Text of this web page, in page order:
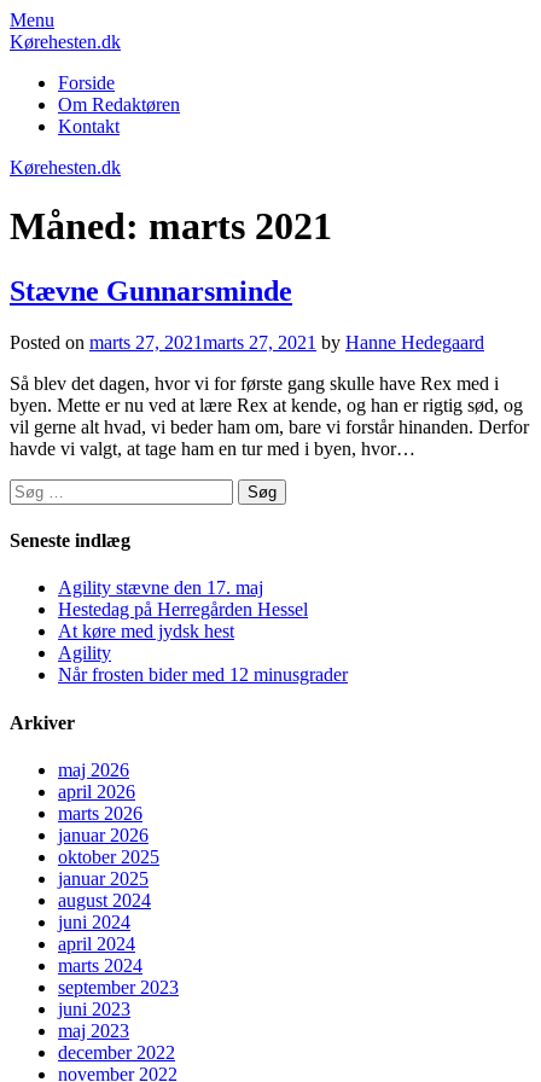
Skip
to
Menu
Kørehesten.dk
Forside
Om Redaktøren
Kontakt
Kørehesten.dk
Måned: marts 2021
Stævne Gunnarsminde
Posted on marts 27, 2021marts 27, 2021 by Hanne Hedegaard
Så blev det dagen, hvor vi for første gang skulle have Rex med i
byen. Mette er nu ved at lære Rex at kende, og han er rigtig sød, og
vil gerne alt hvad, vi beder ham om, bare vi forstår hinanden. Derfor
havde vi valgt, at tage ham en tur med i byen, hvor…
Søg
efter:
Seneste indlæg
Agility stævne den 17. maj
Hestedag på Herregården Hessel
At køre med jydsk hest
Agility
Når frosten bider med 12 minusgrader
Arkiver
maj 2026
april 2026
marts 2026
januar 2026
oktober 2025
januar 2025
august 2024
juni 2024
april 2024
marts 2024
september 2023
juni 2023
maj 2023
december 2022
november 2022